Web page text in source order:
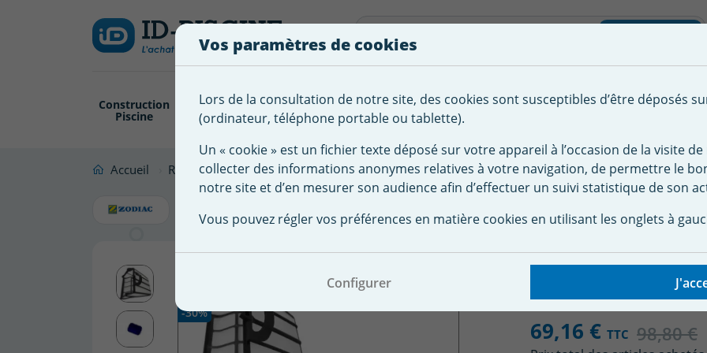
Construction
Piscine
Revêtement
Piscine
Pompe
Filtration
Traitement de
l'eau
Robot
Piscine
Chauffage & Couverture Autour de la
Accueil Robot Piscine Accessoire robot piscine Accessoire robot Zodiac Baracuda Pack Filtre fin et
Pack Filtre fin et Brosses Robot
-30%
69,16 € TTC 98,80 €
Vos paramètres de cookies
Lors de la consultation de notre site, des cookies sont susceptibles d’être déposés
(ordinateur, téléphone portable ou tablette).
Un « cookie » est un fichier texte déposé sur votre appareil à l’occasion de la visite
collecter des informations anonymes relatives à votre navigation, de permettre le
notre site et d’en mesurer son audience afin d’effectuer un suivi statistique de son
Vous pouvez régler vos préférences en matière cookies en utilisant les onglets à
Configurer